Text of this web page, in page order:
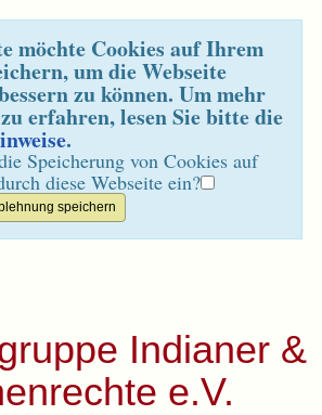
möchte Cookies auf Ihrem
um die Webseite
zu können. Um mehr
erfahren, lesen Sie bitte die
.
Speicherung von Cookies auf
diese Webseite ein?
Indianer &
e.V.